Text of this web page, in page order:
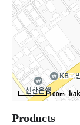
100m
Products